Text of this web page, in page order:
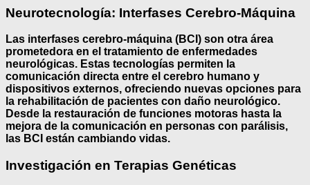
Neurotecnología: Interfases Cerebro-Máquina
Las interfases cerebro-máquina (BCI) son otra área
prometedora en el tratamiento de enfermedades
neurológicas. Estas tecnologías permiten la
comunicación directa entre el cerebro humano y
dispositivos externos, ofreciendo nuevas opciones para
la rehabilitación de pacientes con daño neurológico.
Desde la restauración de funciones motoras hasta la
mejora de la comunicación en personas con parálisis,
las BCI están cambiando vidas.
Investigación en Terapias Genéticas